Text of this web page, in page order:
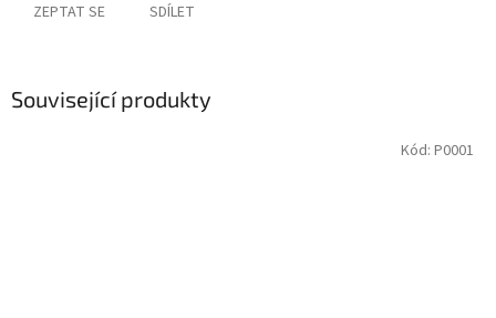
ZEPTAT SE SDÍLET
Související produkty
Kód: P0001